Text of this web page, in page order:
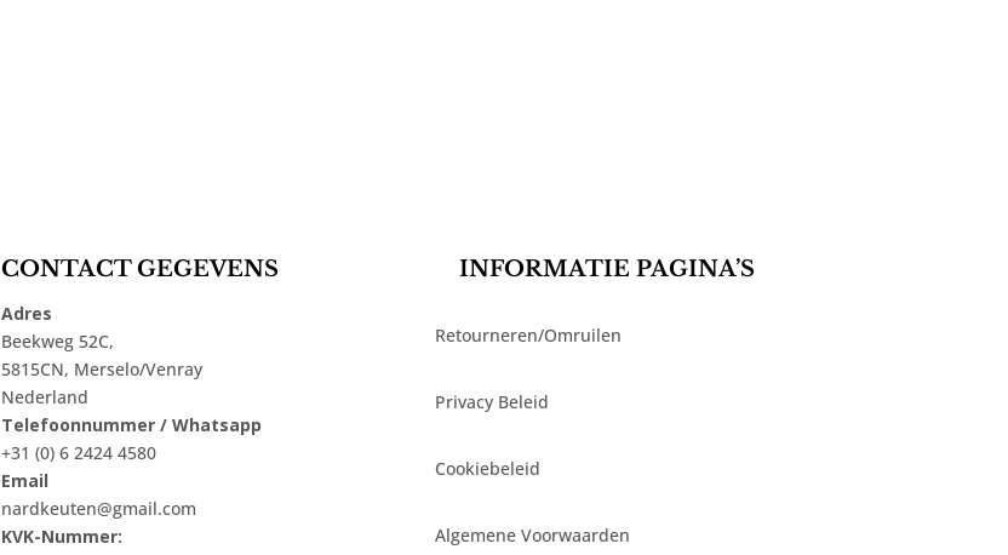
CONTACT GEGEVENS
Adres
Beekweg 52C,
5815CN, Merselo/Venray
Nederland
Telefoonnummer / Whatsapp
+31 (0) 6 2424 4580
Email
nardkeuten@gmail.com
KVK-Nummer:
INFORMATIE PAGINA’S
Retourneren/Omruilen
Privacy Beleid
Cookiebeleid
Algemene Voorwaarden